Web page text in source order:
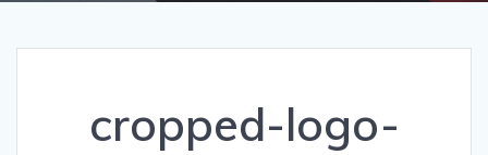
cropped-logo-